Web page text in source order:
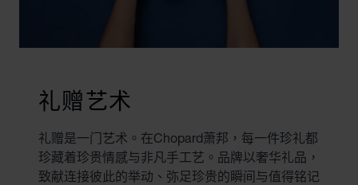
礼赠艺术
礼赠是一门艺术。在Chopard萧邦，每一件珍礼都
珍藏着珍贵情感与非凡手工艺。品牌以奢华礼品，
致献连接彼此的举动、弥足珍贵的瞬间与值得铭记